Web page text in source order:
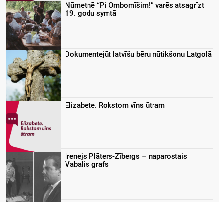
Nūmetnē “Pi Ombomīšim!” varēs atsagrīzt
19. godu symtā
Dokumentejūt latvīšu bēru nūtikšonu Latgolā
Elizabete. Rokstom vīns ūtram
Irenejs Plāters-Zībergs – naparostais
Vabalis grafs